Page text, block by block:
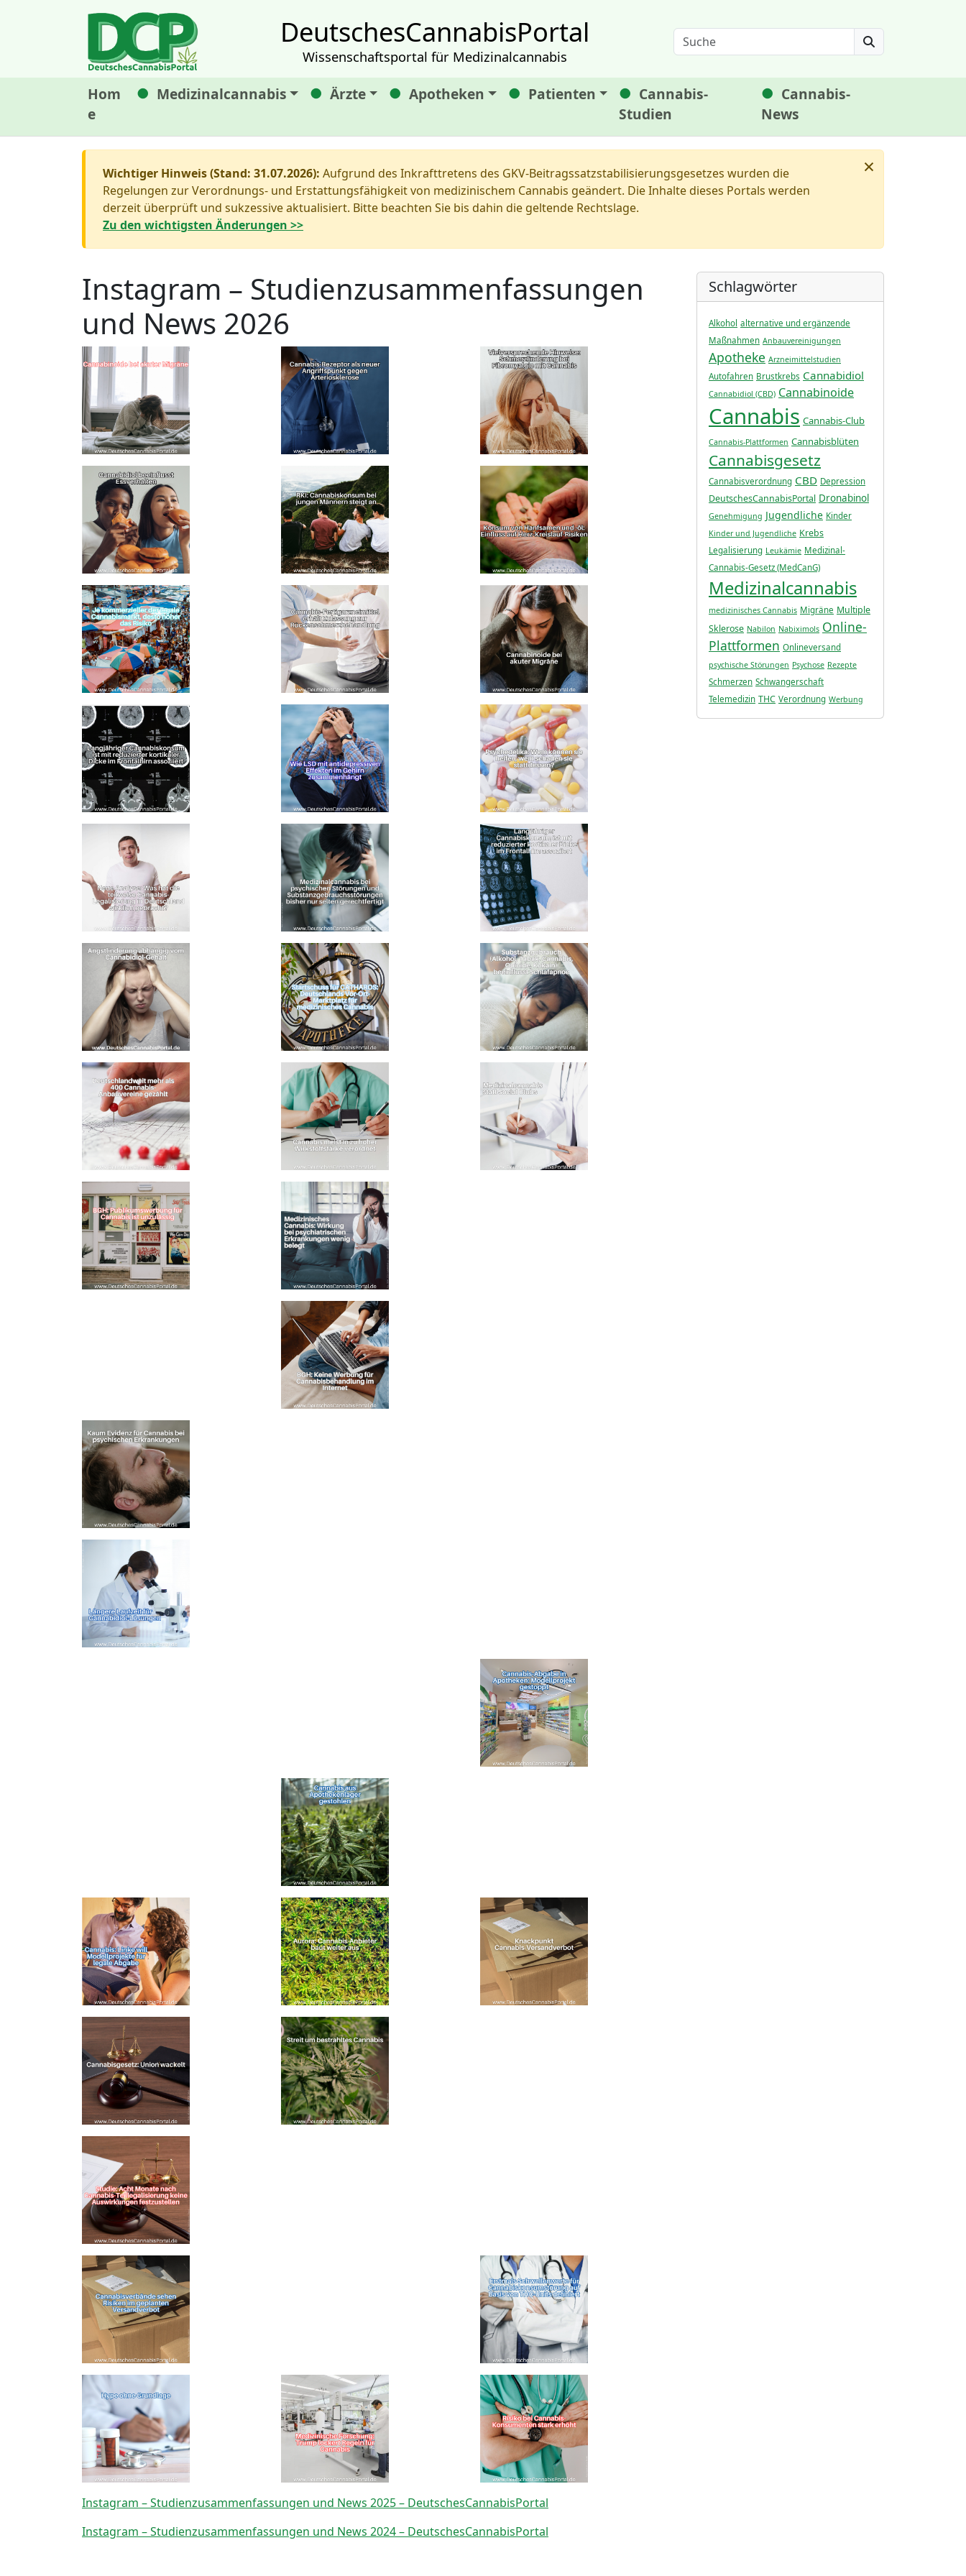
DeutschesCannabisPortal
Wissenschaftsportal für Medizinalcannabis Search
Hom
e
Medizinalcannabis Ärzte Apotheken Patienten
Cannabis-
Studien
Cannabis-
News
×
Wichtiger Hinweis (Stand: 31.07.2026): Aufgrund des Inkrafttretens des GKV-Beitragssatzstabilisierungsgesetzes wurden die
Regelungen zur Verordnungs- und Erstattungsfähigkeit von medizinischem Cannabis geändert. Die Inhalte dieses Portals werden
derzeit überprüft und sukzessive aktualisiert. Bitte beachten Sie bis dahin die geltende Rechtslage.
Zu den wichtigsten Änderungen >>
Instagram – Studienzusammenfassungen
und News 2026
Instagram – Studienzusammenfassungen und News 2025 – DeutschesCannabisPortal
Instagram – Studienzusammenfassungen und News 2024 – DeutschesCannabisPortal
Schlagwörter
Alkohol alternative und ergänzende
Maßnahmen Anbauvereinigungen
Apotheke Arzneimittelstudien
Autofahren Brustkrebs Cannabidiol
Cannabidiol (CBD) Cannabinoide
Cannabis Cannabis-Club
Cannabis-Plattformen Cannabisblüten
Cannabisgesetz
Cannabisverordnung CBD Depression
DeutschesCannabisPortal Dronabinol
Genehmigung Jugendliche Kinder
Kinder und Jugendliche Krebs
Legalisierung Leukämie Medizinal-
Cannabis-Gesetz (MedCanG)
Medizinalcannabis
medizinisches Cannabis Migräne Multiple
Sklerose Nabilon Nabiximols Online-
Plattformen Onlineversand
psychische Störungen Psychose Rezepte
Schmerzen Schwangerschaft
Telemedizin THC Verordnung Werbung